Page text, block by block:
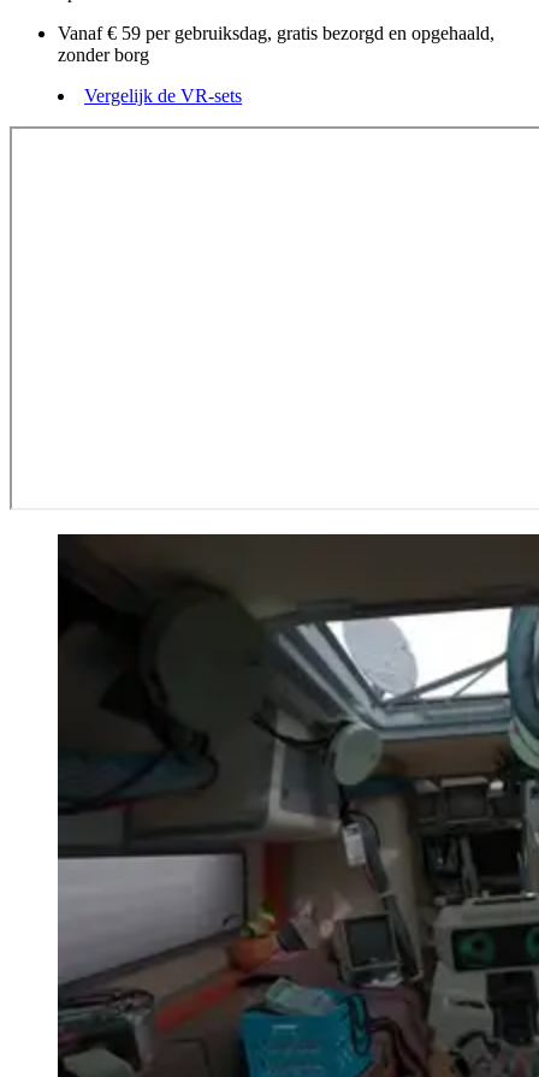
Vanaf € 59 per gebruiksdag, gratis bezorgd en opgehaald,
zonder borg
Vergelijk de VR-sets